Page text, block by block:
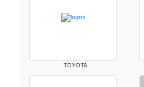
TOYOTA